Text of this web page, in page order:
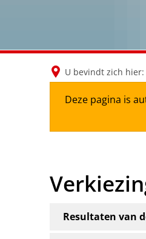
U bevindt zich hier:
Deze pagina is
Resultaten van